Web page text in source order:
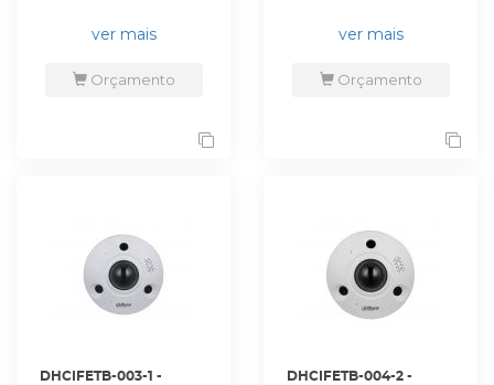
ver mais
Orçamento
SDCARD/AUDIO/ALARME/
- DH-IPC-EBW8842P-
ver mais
Orçamento
DHCIFETB-003-1 -
DHCIFETB-004-2 -